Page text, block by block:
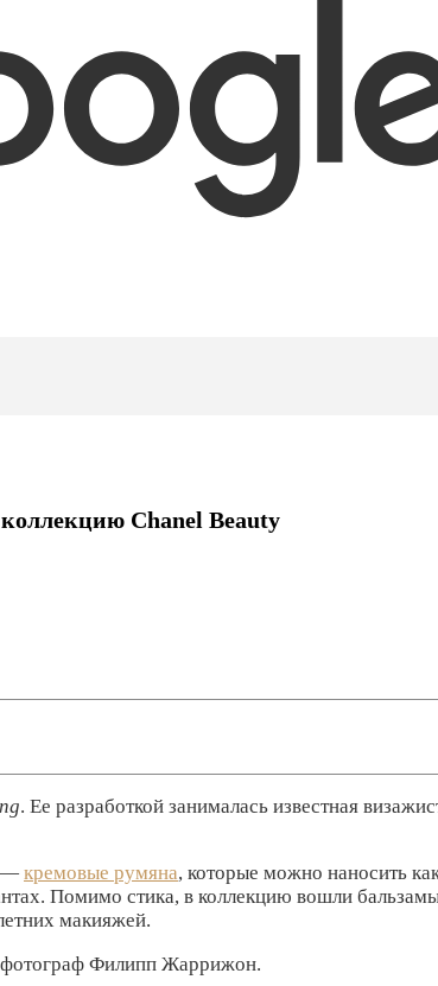
Chanel Beauty
. Ее разработкой занималась известная
— кремовые румяна, которые можно наносить
Помимо стика, в коллекцию вошли
макияжей.
фотограф Филипп Жаррижон.